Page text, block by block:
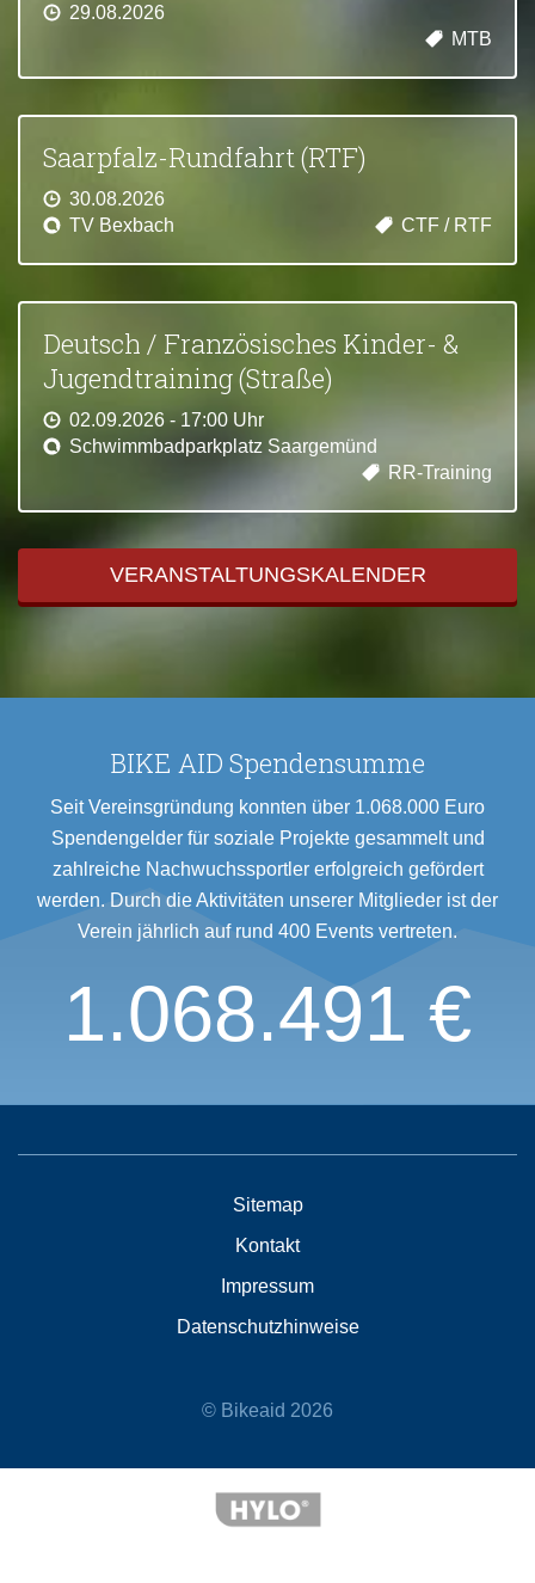
29.08.2026
MTB
Saarpfalz-Rundfahrt (RTF)
30.08.2026
TV Bexbach
CTF / RTF
Deutsch / Französisches Kinder- &
Jugendtraining (Straße)
02.09.2026 - 17:00 Uhr
Schwimmbadparkplatz Saargemünd
RR-Training
VERANSTALTUNGSKALENDER
BIKE AID Spendensumme
Seit Vereinsgründung konnten über 1.068.000 Euro
Spendengelder für soziale Projekte gesammelt und
zahlreiche Nachwuchssportler erfolgreich gefördert
werden. Durch die Aktivitäten unserer Mitglieder ist der
Verein jährlich auf rund 400 Events vertreten.
1.068.491 €
Sitemap
Kontakt
Impressum
Datenschutzhinweise
© Bikeaid 2026